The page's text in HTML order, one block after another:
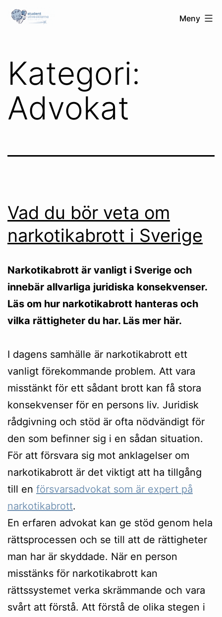
Hoppa
Studentutvecklarna.se Meny
Kategori:
Advokat
Vad du bör veta om
narkotikabrott i Sverige
Narkotikabrott är vanligt i Sverige och
innebär allvarliga juridiska konsekvenser.
Läs om hur narkotikabrott hanteras och
vilka rättigheter du har. Läs mer här.
I dagens samhälle är narkotikabrott ett
vanligt förekommande problem. Att vara
misstänkt för ett sådant brott kan få stora
konsekvenser för en persons liv. Juridisk
rådgivning och stöd är ofta nödvändigt för
den som befinner sig i en sådan situation.
För att försvara sig mot anklagelser om
narkotikabrott är det viktigt att ha tillgång
till en försvarsadvokat som är expert på
narkotikabrott.
En erfaren advokat kan ge stöd genom hela
rättsprocessen och se till att de rättigheter
man har är skyddade. När en person
misstänks för narkotikabrott kan
rättssystemet verka skrämmande och vara
svårt att förstå. Att förstå de olika stegen i